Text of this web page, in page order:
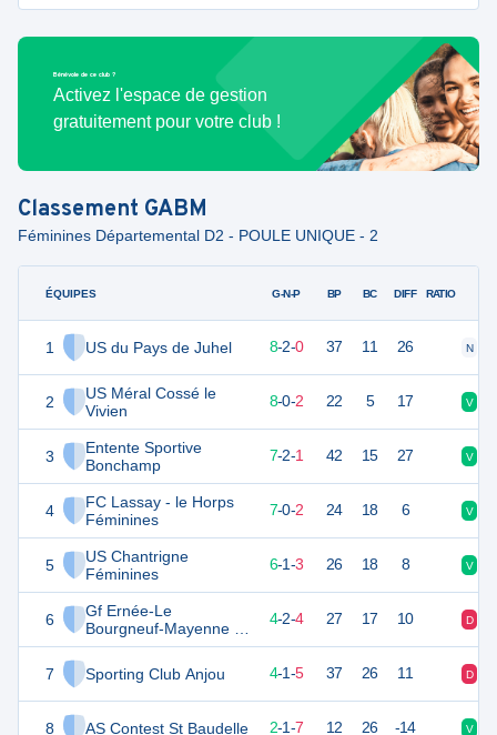
Bénévole de ce club ?
Activez l'espace de gestion
gratuitement pour votre club !
Classement GABM
Féminines Départemental D2 - POULE UNIQUE - 2
ÉQUIPES
1 US du Pays de Juhel
2
US Méral Cossé le
Vivien
3
Entente Sportive
Bonchamp
4
FC Lassay - le Horps
Féminines
5
US Chantrigne
Féminines
6
Gf Ernée-Le
Bourgneuf-Mayenne 2
Féminines
7
Sporting Club Anjou
8 AS Contest St Baudelle
G-N-P BP BC DIFF RATIO
26 10 8-2-0 37 11 26 N
24 8-0-2 22 5 17 V
23 7-2-1 42 15 27 V
20 10 7-0-2 24 18 6 V
6-1-3 26 18 8 V
4-2-4 27 17 10 D
13 4-1-5 37 26 11 D
7 10 2-1-7 12 26 -14 V